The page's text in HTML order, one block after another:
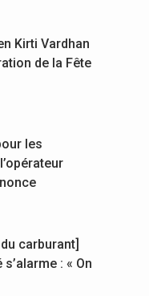
Kirti Vardhan
de la Fête
les
carburant]
: « On